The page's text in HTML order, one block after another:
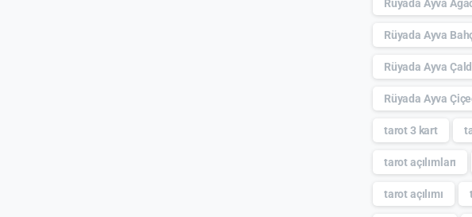
Rüyada Ayva
Rüyada Ayva
Rüyada Ayva
Rüyada Ayva
tarot 3 kart
tarot açılımları
tarot açılımı